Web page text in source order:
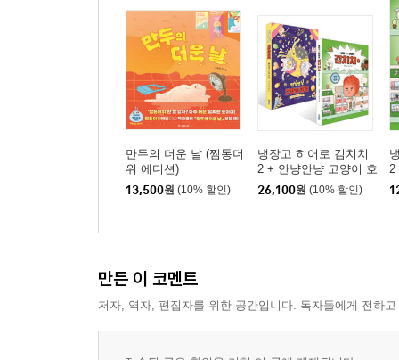
만두의 더운 날 (찜통더
위 에디션)
13,500원 (10% 할인)
냉장고 히어로 김치치
2 + 안냥안냥 고양이 호
텔 2 세트
26,100원 (10% 할인)
2
만든 이 코멘트
저자, 역자, 편집자를 위한 공간입니다. 독자들에게 전하